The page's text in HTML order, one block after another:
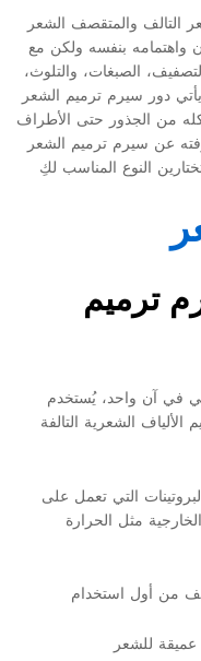
التالف والمتقصف الشعر
واهتمامه بنفسه ولكن مع
الصبغات، والتلوث،
دور سيرم ترميم الشعر
من الجذور حتى الأطراف
عن سيرم ترميم الشعر
النوع المناسب لكِ
ترميم
في آن واحد، يُستخدم
الشعرية التالفة
التي تعمل على
مثل الحرارة
من أول استخدام
عميقة للشعر